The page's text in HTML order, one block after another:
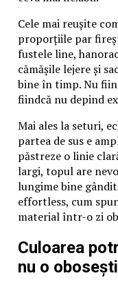
Cele mai reușite
proporțiile par
fustele line,
cămășile lejere și
bine în timp. Nu
fiindcă nu depind
Mai ales la seturi,
partea de sus e
păstreze o linie
largi, topul are
lungime bine
effortless, cum
material într-o zi
Culoarea
nu o